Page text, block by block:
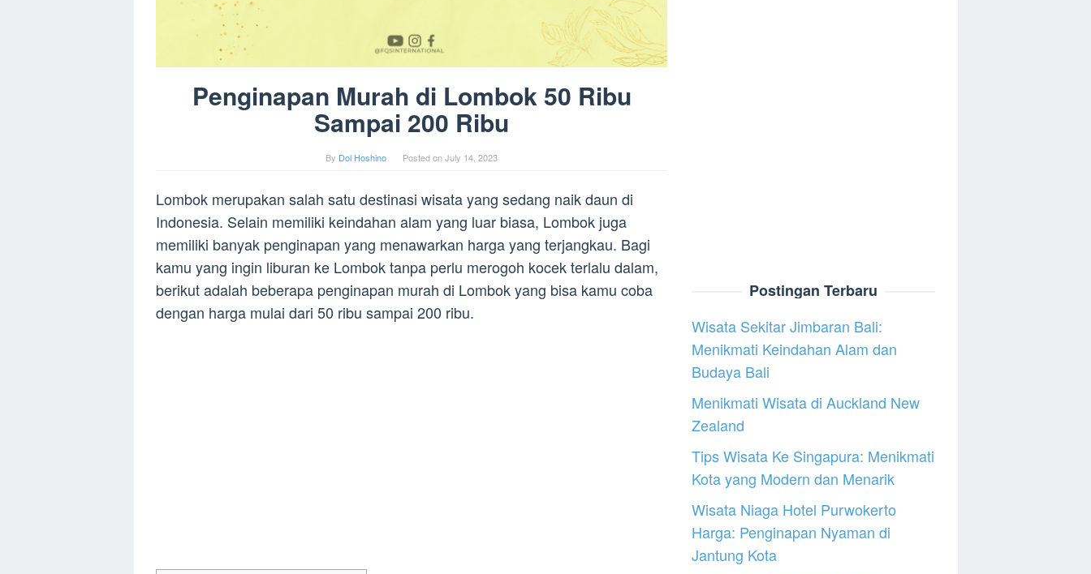
Penginapan Murah di Lombok 50 Ribu
Sampai 200 Ribu
By Dol Hoshino Posted onJuly 14, 2023
Lombok merupakan salah satu destinasi wisata yang sedang naik daun di
Indonesia. Selain memiliki keindahan alam yang luar biasa, Lombok juga
memiliki banyak penginapan yang menawarkan harga yang terjangkau. Bagi
kamu yang ingin liburan ke Lombok tanpa perlu merogoh kocek terlalu dalam,
berikut adalah beberapa penginapan murah di Lombok yang bisa kamu coba
dengan harga mulai dari 50 ribu sampai 200 ribu.
Postingan Terbaru
Wisata Sekitar Jimbaran Bali:
Menikmati Keindahan Alam dan
Budaya Bali
Menikmati Wisata di Auckland New
Zealand
Tips Wisata Ke Singapura: Menikmati
Kota yang Modern dan Menarik
Wisata Niaga Hotel Purwokerto
Harga: Penginapan Nyaman di
Jantung Kota